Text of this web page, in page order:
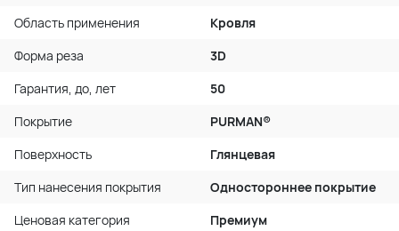
Область применения
Кровля
Форма реза
3D
Гарантия, до, лет
50
Покрытие
PURMAN®
Поверхность
Глянцевая
Тип нанесения покрытия
Одностороннее покрытие
Ценовая категория
Премиум